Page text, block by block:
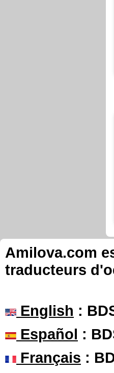
Amilova.com
traducteurs
English :
Español :
Français :